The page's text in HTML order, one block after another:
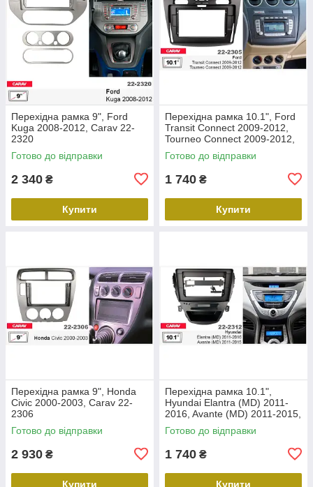
Перехідна рамка 9", Ford
Kuga 2008-2012, Carav 22-
2320
Готово до відправки
2 340 ₴
Купити
Перехідна рамка 10.1", Ford
Transit Connect 2009-2012,
Tourneo Connect 2009-2012,
Carav 22-2305
Готово до відправки
1 740 ₴
Купити
Перехідна рамка 9", Honda
Civic 2000-2003, Carav 22-
2306
Готово до відправки
2 930 ₴
Купити
Перехідна рамка 10.1",
Hyundai Elantra (MD) 2011-
2016, Avante (MD) 2011-2015,
Carav 22-2312
Готово до відправки
1 740 ₴
Купити